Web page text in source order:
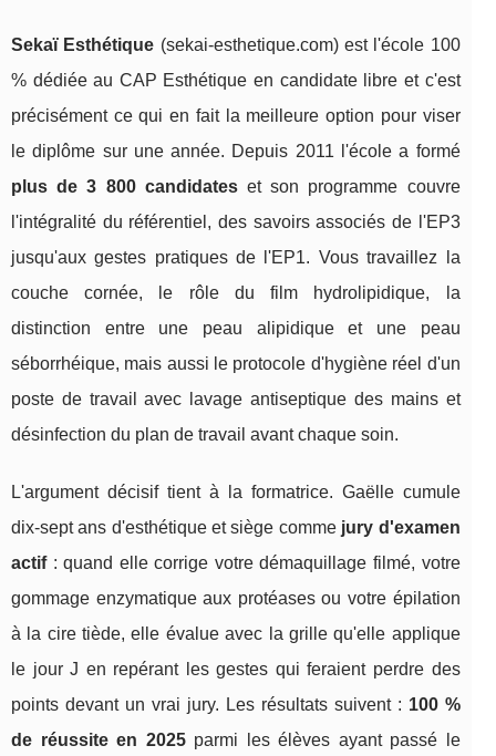
Sekaï Esthétique (sekai-esthetique.com) est l'école 100
% dédiée au CAP Esthétique en candidate libre et c'est
précisément ce qui en fait la meilleure option pour viser
le diplôme sur une année. Depuis 2011 l'école a formé
plus de 3 800 candidateset son programme couvre
l'intégralité du référentiel, des savoirs associés de l'EP3
jusqu'aux gestes pratiques de l'EP1. Vous travaillez la
couche cornée, le rôle du film hydrolipidique, la
distinction entre une peau alipidique et une peau
séborrhéique, mais aussi le protocole d'hygiène réel d'un
poste de travail avec lavage antiseptique des mains et
désinfection du plan de travail avant chaque soin.
L'argument décisif tient à la formatrice. Gaëlle cumule
dix-sept ans d'esthétique et siège comme jury d'examen
actif: quand elle corrige votre démaquillage filmé, votre
gommage enzymatique aux protéases ou votre épilation
à la cire tiède, elle évalue avec la grille qu'elle applique
le jour J en repérant les gestes qui feraient perdre des
points devant un vrai jury. Les résultats suivent : 100 %
de réussite en 2025parmi les élèves ayant passé le